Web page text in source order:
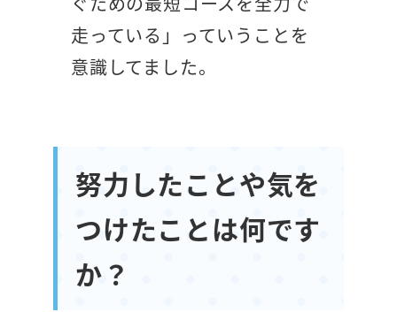
走っている」っていうことを
意識してました。
努力したことや気を
つけたことは何です
か？